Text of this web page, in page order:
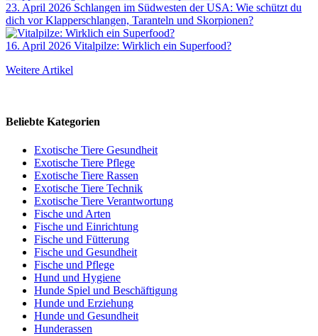
23. April 2026 Schlangen im Südwesten der USA: Wie schützt du
dich vor Klapperschlangen, Taranteln und Skorpionen?
16. April 2026 Vitalpilze: Wirklich ein Superfood?
Weitere Artikel
Beliebte Kategorien
Exotische Tiere Gesundheit
Exotische Tiere Pflege
Exotische Tiere Rassen
Exotische Tiere Technik
Exotische Tiere Verantwortung
Fische und Arten
Fische und Einrichtung
Fische und Fütterung
Fische und Gesundheit
Fische und Pflege
Hund und Hygiene
Hunde Spiel und Beschäftigung
Hunde und Erziehung
Hunde und Gesundheit
Hunderassen